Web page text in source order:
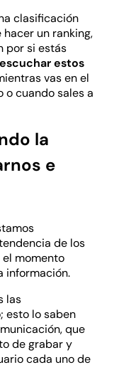
clasificación
un ranking,
por si estás
escuchar estos
vas en el
o cuando sales a
la
e
de los
momento
información.
las
esto lo saben
que
de grabar y
cada uno de